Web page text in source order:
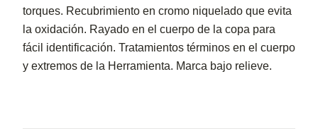
torques. Recubrimiento en cromo niquelado que evita
la oxidación. Rayado en el cuerpo de la copa para
fácil identificación. Tratamientos términos en el cuerpo
y extremos de la Herramienta. Marca bajo relieve.